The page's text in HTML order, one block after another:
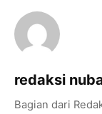
redaksi
Bagian dari
WhatsApp
X / Twitter
Facebook